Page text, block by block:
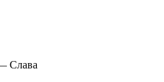
Слава